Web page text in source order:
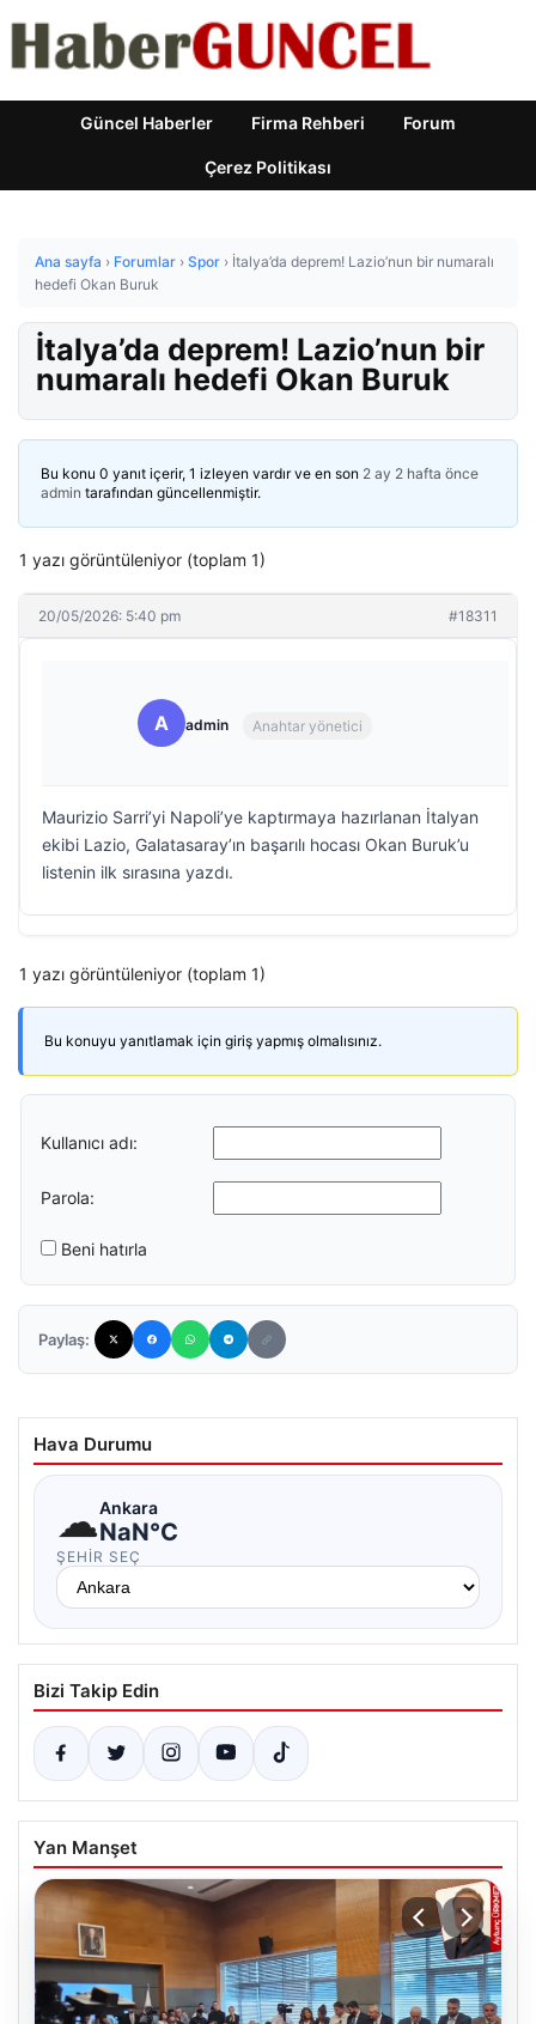
Güncel Haberler Firma Rehberi Forum
Çerez Politikası
Ana sayfa › Forumlar › Spor › İtalya’da deprem! Lazio’nun bir numaralı
hedefi Okan Buruk
İtalya’da deprem! Lazio’nun bir
numaralı hedefi Okan Buruk
Bu konu 0 yanıt içerir, 1 izleyen vardır ve en son 2 ay 2 hafta önce
admin tarafından güncellenmiştir.
1 yazı görüntüleniyor (toplam 1)
20/05/2026: 5:40 pm #18311
A admin Anahtar yönetici
Maurizio Sarri’yi Napoli’ye kaptırmaya hazırlanan İtalyan
ekibi Lazio, Galatasaray’ın başarılı hocası Okan Buruk’u
listenin ilk sırasına yazdı.
1 yazı görüntüleniyor (toplam 1)
Bu konuyu yanıtlamak için giriş yapmış olmalısınız.
Kullanıcı adı:
Parola:
Beni hatırla
Paylaş:
Hava Durumu
☁Ankara
NaN°C
ŞEHIR SEÇ
Bizi Takip Edin
Yan Manşet